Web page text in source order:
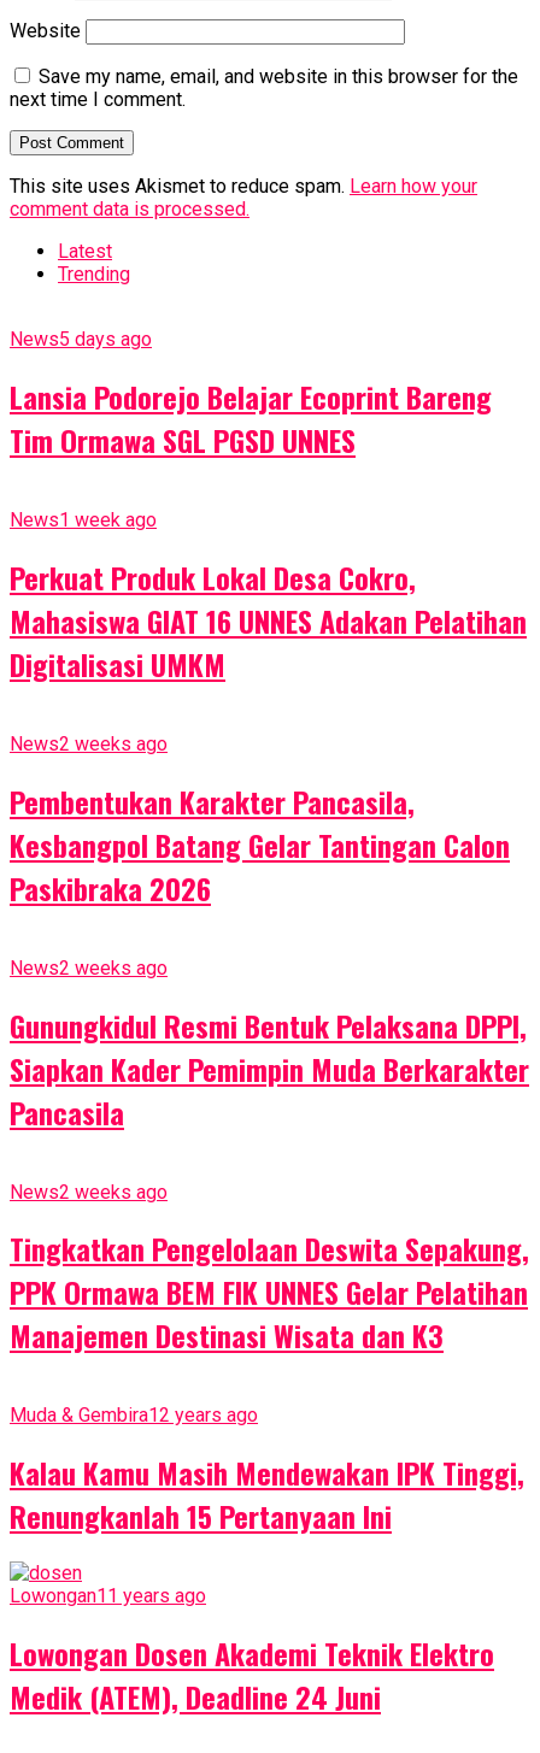
Website
Save my name, email, and website in this browser for the
next time I comment.
This site uses Akismet to reduce spam. Learn how your
comment data is processed.
Latest
Trending
News5 days ago
Lansia Podorejo Belajar Ecoprint Bareng
Tim Ormawa SGL PGSD UNNES
News1 week ago
Perkuat Produk Lokal Desa Cokro,
Mahasiswa GIAT 16 UNNES Adakan Pelatihan
Digitalisasi UMKM
News2 weeks ago
Pembentukan Karakter Pancasila,
Kesbangpol Batang Gelar Tantingan Calon
Paskibraka 2026
News2 weeks ago
Gunungkidul Resmi Bentuk Pelaksana DPPI,
Siapkan Kader Pemimpin Muda Berkarakter
Pancasila
News2 weeks ago
Tingkatkan Pengelolaan Deswita Sepakung,
PPK Ormawa BEM FIK UNNES Gelar Pelatihan
Manajemen Destinasi Wisata dan K3
Muda & Gembira12 years ago
Kalau Kamu Masih Mendewakan IPK Tinggi,
Renungkanlah 15 Pertanyaan Ini
Lowongan11 years ago
Lowongan Dosen Akademi Teknik Elektro
Medik (ATEM), Deadline 24 Juni